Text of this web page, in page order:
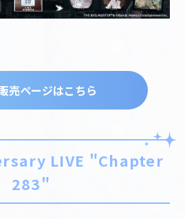
売ページはこちら
LIVE "Chapter
283"